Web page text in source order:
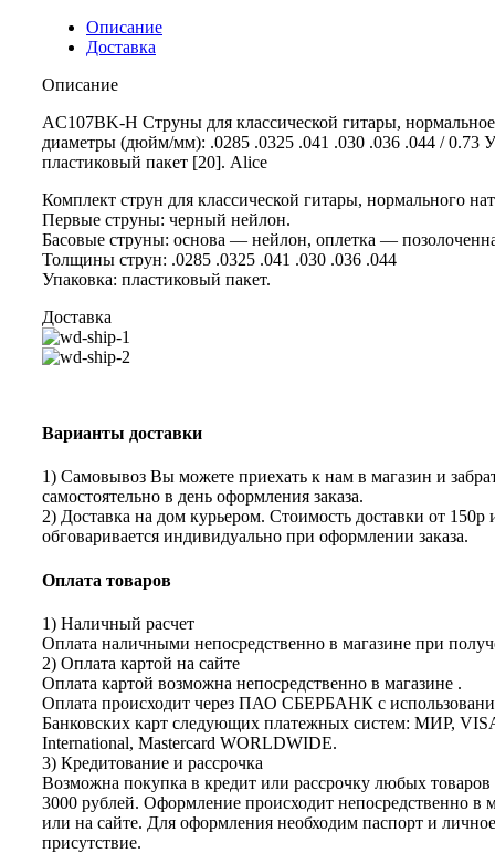
Описание
Доставка
Описание
AC107BK-H Струны для классической гитары,
диаметры (дюйм/мм): .0285 .0325 .041 .030 .036 .044 / 0.73
пластиковый пакет [20]. Alice
Комплект струн для классической гитары, нормального
Первые струны: черный нейлон.
Басовые струны: основа — нейлон, оплетка —
Толщины струн: .0285 .0325 .041 .030 .036 .044
Упаковка: пластиковый пакет.
Доставка
Варианты доставки
1) Самовывоз Вы можете приехать к нам в магазин и
самостоятельно в день оформления заказа.
2) Доставка на дом курьером. Стоимость доставки от 150р
обговаривается индивидуально при оформлении заказа.
Оплата товаров
1) Наличный расчет
Оплата наличными непосредственно в магазине при
2) Оплата картой на сайте
Оплата картой возможна непосредственно в магазине .
Оплата происходит через ПАО СБЕРБАНК с
Банковских карт следующих платежных систем: МИР,
International, Mastercard WORLDWIDE.
3) Кредитование и рассрочка
Возможна покупка в кредит или рассрочку любых
3000 рублей. Оформление происходит непосредственно в
или на сайте. Для оформления необходим паспорт и личное
присутствие.